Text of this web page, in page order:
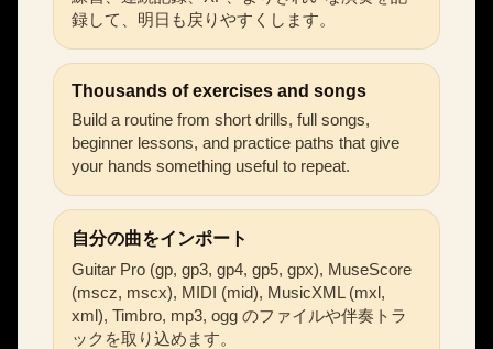
録して、明日も戻りやすくします。
Thousands of exercises and songs
Build a routine from short drills, full songs,
beginner lessons, and practice paths that give
your hands something useful to repeat.
自分の曲をインポート
Guitar Pro (gp, gp3, gp4, gp5, gpx), MuseScore
(mscz, mscx), MIDI (mid), MusicXML (mxl,
xml), Timbro, mp3, ogg のファイルや伴奏トラ
ックを取り込めます。